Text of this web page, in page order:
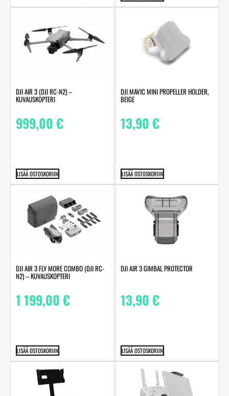
DJI AIR 3 (DJI RC-N2) –
KUVAUSKOPTERI
999,00€
LISÄÄ OSTOSKORIIN
DJI MAVIC MINI PROPELLER HOLDER,
BEIGE
13,90€
LISÄÄ OSTOSKORIIN
DJI AIR 3 FLY MORE COMBO (DJI RC-
N2) – KUVAUSKOPTERI
1 199,00€
LISÄÄ OSTOSKORIIN
DJI AIR 3 GIMBAL PROTECTOR
13,90€
LISÄÄ OSTOSKORIIN